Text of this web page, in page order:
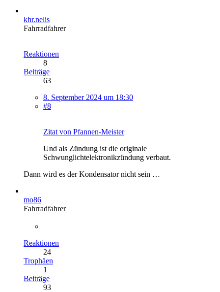
khr.nelis
Fahrradfahrer
Reaktionen
8
Beiträge
63
8. September 2024 um 18:30
#8
Zitat von Pfannen-Meister
Und als Zündung ist die originale
Schwunglichtelektronikzündung verbaut.
Dann wird es der Kondensator nicht sein …
mo86
Fahrradfahrer
Reaktionen
24
Trophäen
1
Beiträge
93